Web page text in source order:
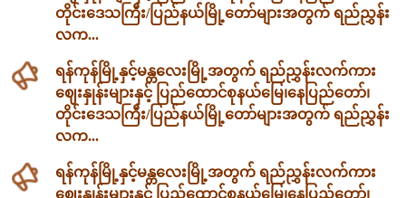
တိုင်းဒေသကြီး/ပြည်နယ်မြို့တော်များအတွက် ရည်ညွှန်း
လက...
ရန်ကုန်မြို့နှင့်မန္တလေးမြို့အတွက် ရည်ညွှန်းလက်ကား
ဈေးနှုန်းများနှင့် ပြည်ထောင်စုနယ်မြေ၊နေပြည်တော်၊
တိုင်းဒေသကြီး/ပြည်နယ်မြို့တော်များအတွက် ရည်ညွှန်း
လက...
ရန်ကုန်မြို့နှင့်မန္တလေးမြို့အတွက် ရည်ညွှန်းလက်ကား
ဈေးနှုန်းများနှင့် ပြည်ထောင်စုနယ်မြေ၊နေပြည်တော်၊